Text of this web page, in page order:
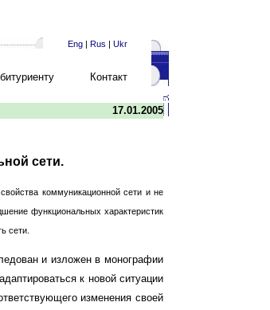
Eng| Rus | Ukr
17.01.2005
сети.
коммуникационной сети и не
функциональных характеристик
сети.
и изложен в монографии
к новой ситуации
изменения своей
Контакт